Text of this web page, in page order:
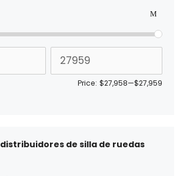
Price: $27,958—$27,959
distribuidores de silla de ruedas